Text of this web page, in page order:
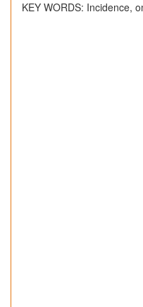
KEY WORDS: Incidence,